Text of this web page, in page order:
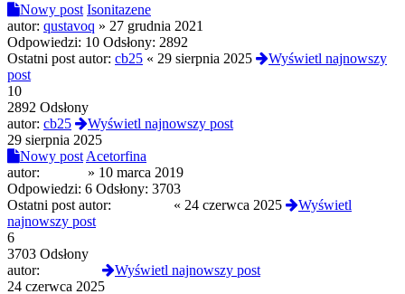
Nowy post Isonitazene
autor: qustavoq » 27 grudnia 2021
Odpowiedzi: 10 Odsłony: 2892
Ostatni post autor: cb25 « 29 sierpnia 2025
Wyświetl najnowszy
post
10
2892 Odsłony
autor: cb25
Wyświetl najnowszy post
29 sierpnia 2025
Nowy post Acetorfina
autor:
» 10 marca 2019
Odpowiedzi: 6 Odsłony: 3703
Ostatni post autor:
« 24 czerwca 2025
Wyświetl
najnowszy post
6
3703 Odsłony
autor:
Wyświetl najnowszy post
24 czerwca 2025